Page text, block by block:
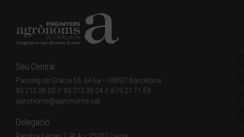
Seu Central
Passeig de Gràcia 55, 6è 6a – 08007 Barcelona
93 215 26 00 // 93 215 26 04 // 679 21 71 59
agronoms@agronoms.cat
Delegació